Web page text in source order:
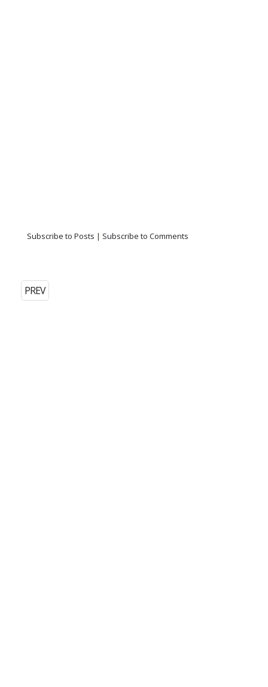
Subscribe to Posts | Subscribe to Comments
PREV